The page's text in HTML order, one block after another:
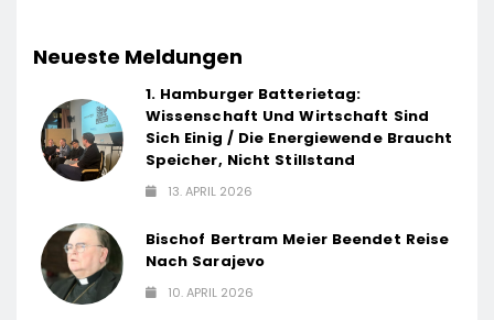
Neueste Meldungen
1. Hamburger Batterietag:
Wissenschaft Und Wirtschaft Sind
Sich Einig / Die Energiewende Braucht
Speicher, Nicht Stillstand
13. APRIL 2026
Bischof Bertram Meier Beendet Reise
Nach Sarajevo
10. APRIL 2026